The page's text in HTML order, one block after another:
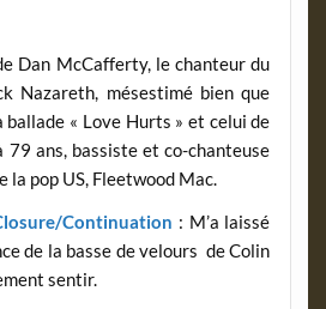
Dan McCafferty, le chanteur du
Nazareth, mésestimé bien que
ballade « Love Hurts » et celui de
ans, bassiste et co-chanteuse
la pop US, Fleetwood Mac.
Continuation : M’a laissé
de la basse de velours de Colin
sentir.